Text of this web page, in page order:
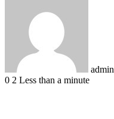
admin
0 2 Less than a minute